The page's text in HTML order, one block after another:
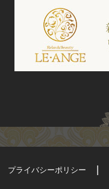
プライバシーポリシー